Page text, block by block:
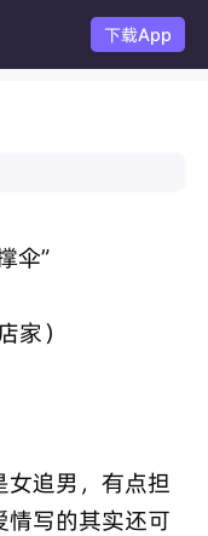
下载App
伞”
家）
女追男，有点担
情写的其实还可